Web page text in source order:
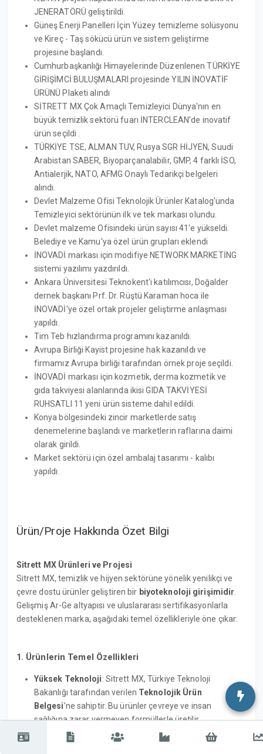
JENERATÖRÜ geliştirildi.
Güneş Enerji Panelleri İçin Yüzey temizleme solüsyonu
ve Kireç - Taş sökücü ürün ve sistem geliştirme
projesine başlandı.
Cumhurbaşkanlığı Himayelerinde Düzenlenen TÜRKİYE
GİRİŞİMCİ BULUŞMALARI projesinde YILIN İNOVATİF
ÜRÜNÜ Plaketi alındı
SİTRETT MX Çok Amaçlı Temizleyici Dünya'nın en
büyük temizlik sektörü fuarı İNTERCLEAN'de inovatif
ürün seçildi .
TÜRKİYE TSE, ALMAN TUV, Rusya SGR HİJYEN, Suudi
Arabistan SABER, Biyoparçanalabilir, GMP, 4 farklı İSO,
Antialerjik, NATO, AFMG Onaylı Tedarikçi belgeleri
alındı.
Devlet Malzeme Ofisi Teknolojik Ürünler Katalog'unda
Temizleyici sektörünün ilk ve tek markası olundu.
Devlet malzeme Ofisindeki ürün sayısı 41'e yükseldi.
Belediye ve Kamu'ya özel ürün grupları eklendi
İNOVADİ markası için modifiye NETWORK MARKETİNG
sistemi yazılımı yazdırıldı.
Ankara Üniversitesi Teknokent'i katılımcısı, Doğalder
dernek başkanı Prf. Dr. Rüştü Karaman hoca ile
İNOVADİ'ye özel ortak projeler geliştirme anlaşması
yapıldı.
Tim Teb hızlandırma programını kazanıldı.
Avrupa Birliği Kayist projesine hak kazanıldı ve
firmamız Avrupa birliği tarafından örnek proje seçildi.
İNOVADİ markası için kozmetik, derma kozmetik ve
gıda takviyesi alanlarında ikisi GIDA TAKVİYESİ
RUHSATLI 11 yeni ürün sisteme dahil edildi.
Konya bölgesindeki zincir marketlerde satış
denemelerine başlandı ve marketlerin raflarına daimi
olarak girildi.
Market sektörü için özel ambalaj tasarımı - kalıbı
yapıldı.
Ürün/Proje Hakkında Özet Bilgi
Sitrett MX Ürünleri ve Projesi
Sitrett MX, temizlik ve hijyen sektörüne yönelik yenilikçi ve
çevre dostu ürünler geliştiren bir biyoteknoloji girişimidir
Gelişmiş Ar-Ge altyapısı ve uluslararası sertifikasyonlarla
desteklenen marka, aşağıdaki temel özellikleriyle öne çıkar:
1. Ürünlerin Temel Özellikleri
Yüksek Teknoloji: Sitrett MX, Türkiye Teknoloji
Bakanlığı tarafından verilen Teknolojik Ürün
Belgesi’ne sahiptir. Bu ürünler çevreye ve insan
sağlığına zarar vermeyen formüllerle üretilir
Geniş Kullanım Alanı: Market (son kullanıcı),